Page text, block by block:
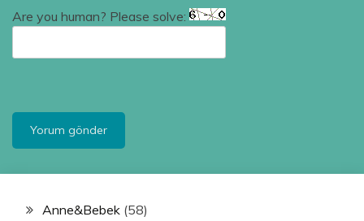
Are you human? Please solve:
Anne&Bebek (58)